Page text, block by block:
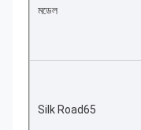
মডেল
Silk Road65